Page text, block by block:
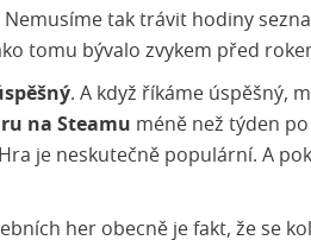
tak trávit hodiny
tomu bývalo zvykem před
. A když říkáme úspěšný,
na Steamu méně než týden
je neskutečně populární. A
her obecně je fakt, že se